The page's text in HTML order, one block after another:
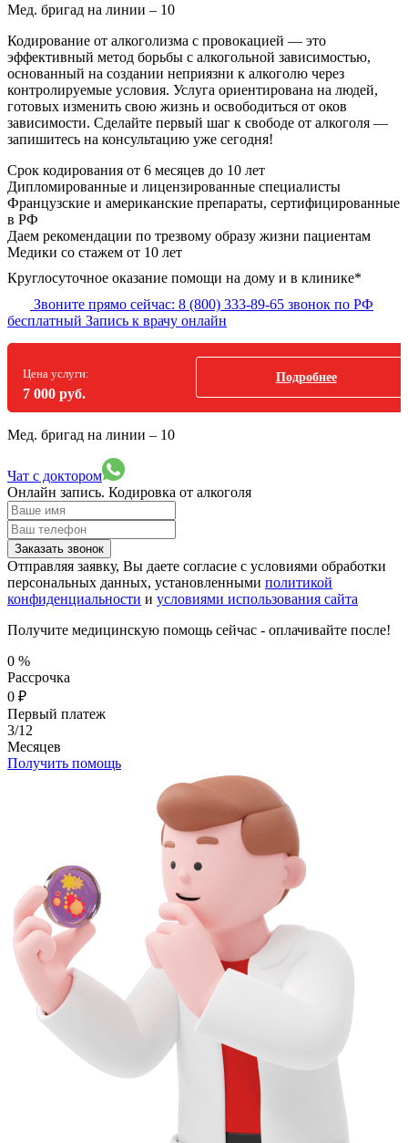
Мед. бригад на линии – 10
Кодирование от алкоголизма с провокацией — это
эффективный метод борьбы с алкогольной зависимостью,
основанный на создании неприязни к алкоголю через
контролируемые условия. Услуга ориентирована на людей,
готовых изменить свою жизнь и освободиться от оков
зависимости. Сделайте первый шаг к свободе от алкоголя —
запишитесь на консультацию уже сегодня!
Срок кодирования от 6 месяцев до 10 лет
Дипломированные и лицензированные специалисты
Французские и американские препараты, сертифицированные
в РФ
Даем рекомендации по трезвому образу жизни пациентам
Медики со стажем от 10 лет
Круглосуточное оказание помощи на дому и в клинике*
Звоните прямо сейчас: 8 (800) 333-89-65 звонок по РФ
бесплатный Запись к врачу онлайн
Цена услуги:
7 000 руб.
Подробнее
Мед. бригад на линии – 10
Чат с доктором
Онлайн запись. Кодировка от алкоголя
Заказать звонок
Отправляя заявку, Вы даете согласие с условиями обработки
персональных данных, установленными политикой
конфиденциальности и условиями использования сайта
Получите медицинскую помощь сейчас - оплачивайте после!
0 %
Рассрочка
0 ₽
Первый платеж
3/12
Месяцев
Получить помощь